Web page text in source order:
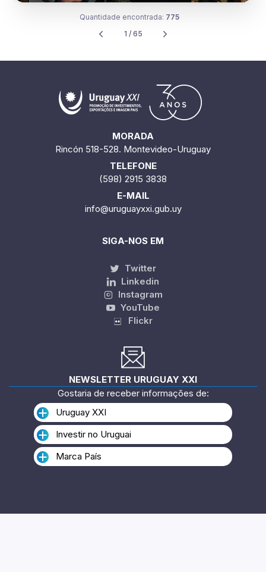
MORADA
TELEFONE
(598) 2915 3838
info@uruguayxxi.gub.uy
SIGA-NOS EM
Twitter
Linkedin
YouTube
Flickr
NEWSLETTER URUGUAY XXI
Gostaria de receber informações de:
Uruguay XXI